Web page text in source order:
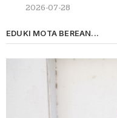
2026-07-28
EDUKI MOTA BEREAN...